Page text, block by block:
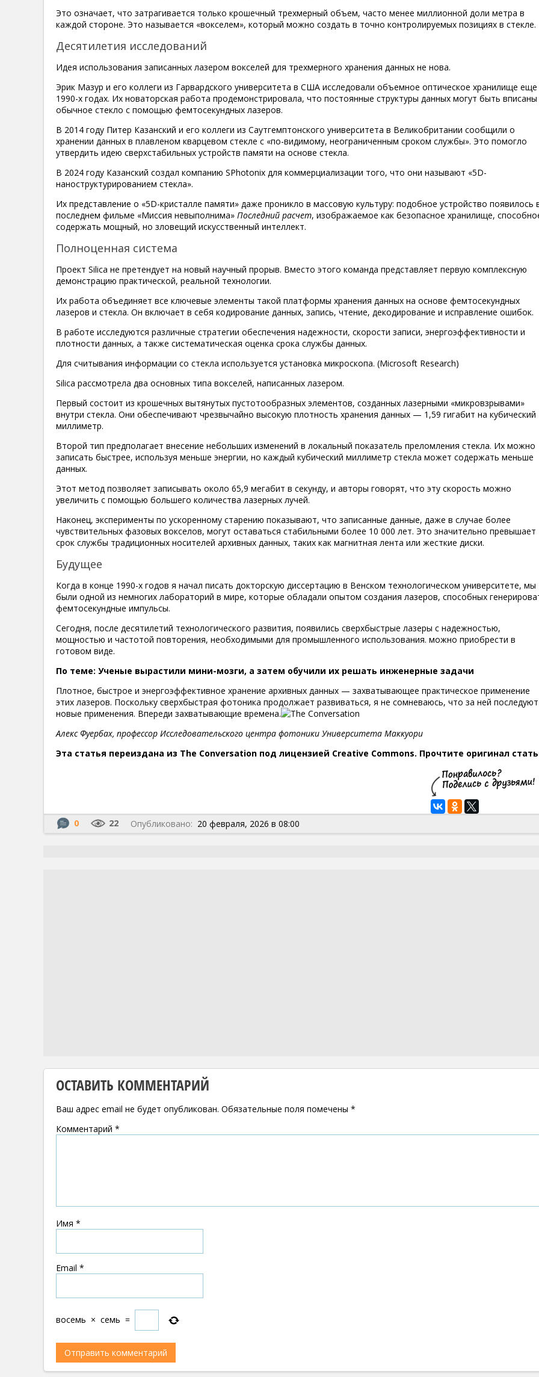
Это означает, что затрагивается только крошечный трехмерный объем, часто менее миллионной доли метра в
каждой стороне. Это называется «вокселем», который можно создать в точно контролируемых позициях в стекле.
Десятилетия исследований
Идея использования записанных лазером вокселей для трехмерного хранения данных не нова.
Эрик Мазур и его коллеги из Гарвардского университета в США исследовали объемное оптическое хранилище еще
1990-х годах. Их новаторская работа продемонстрировала, что постоянные структуры данных могут быть вписаны
обычное стекло с помощью фемтосекундных лазеров.
В 2014 году Питер Казанский и его коллеги из Саутгемптонского университета в Великобритании сообщили о
хранении данных в плавленом кварцевом стекле с «по-видимому, неограниченным сроком службы». Это помогло
утвердить идею сверхстабильных устройств памяти на основе стекла.
В 2024 году Казанский создал компанию SPhotonix для коммерциализации того, что они называют «5D-
наноструктурированием стекла».
Их представление о «5D-кристалле памяти» даже проникло в массовую культуру: подобное устройство появилось
последнем фильме «Миссия невыполнима» Последний расчет, изображаемое как безопасное хранилище,
содержать мощный, но зловещий искусственный интеллект.
Полноценная система
Проект Silica не претендует на новый научный прорыв. Вместо этого команда представляет первую комплексную
демонстрацию практической, реальной технологии.
Их работа объединяет все ключевые элементы такой платформы хранения данных на основе фемтосекундных
лазеров и стекла. Он включает в себя кодирование данных, запись, чтение, декодирование и исправление ошибок.
В работе исследуются различные стратегии обеспечения надежности, скорости записи, энергоэффективности и
плотности данных, а также систематическая оценка срока службы данных.
Для считывания информации со стекла используется установка микроскопа. (Microsoft Research)
Silica рассмотрела два основных типа вокселей, написанных лазером.
Первый состоит из крошечных вытянутых пустотообразных элементов, созданных лазерными «микровзрывами»
внутри стекла. Они обеспечивают чрезвычайно высокую плотность хранения данных — 1,59 гигабит на кубический
миллиметр.
Второй тип предполагает внесение небольших изменений в локальный показатель преломления стекла. Их можно
записать быстрее, используя меньше энергии, но каждый кубический миллиметр стекла может содержать меньше
данных.
Этот метод позволяет записывать около 65,9 мегабит в секунду, и авторы говорят, что эту скорость можно
увеличить с помощью большего количества лазерных лучей.
Наконец, эксперименты по ускоренному старению показывают, что записанные данные, даже в случае более
чувствительных фазовых вокселов, могут оставаться стабильными более 10 000 лет. Это значительно превышает
срок службы традиционных носителей архивных данных, таких как магнитная лента или жесткие диски.
Будущее
Когда в конце 1990-х годов я начал писать докторскую диссертацию в Венском технологическом университете, мы
были одной из немногих лабораторий в мире, которые обладали опытом создания лазеров, способных
фемтосекундные импульсы.
Сегодня, после десятилетий технологического развития, появились сверхбыстрые лазеры с надежностью,
мощностью и частотой повторения, необходимыми для промышленного использования. можно приобрести в
готовом виде.
По теме: Ученые вырастили мини-мозги, а затем обучили их решать инженерные задачи
Плотное, быстрое и энергоэффективное хранение архивных данных — захватывающее практическое применение
этих лазеров. Поскольку сверхбыстрая фотоника продолжает развиваться, я не сомневаюсь, что за ней последуют
новые применения. Впереди захватывающие времена.
Алекс Фуербах, профессор Исследовательского центра фотоники Университета Маккуори
Эта статья переиздана из The Conversation под лицензией Creative Commons. Прочтите оригинал
0 22 Опубликовано: 20 февраля, 2026 в 08:00
ОСТАВИТЬ КОММЕНТАРИЙ
Ваш адрес email не будет опубликован. Обязательные поля помечены *
Комментарий *
Имя *
Email *
восемь × семь =